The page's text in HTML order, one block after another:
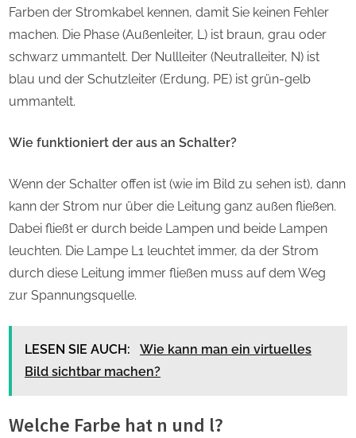
Farben der Stromkabel kennen, damit Sie keinen Fehler
machen. Die Phase (Außenleiter, L) ist braun, grau oder
schwarz ummantelt. Der Nullleiter (Neutralleiter, N) ist
blau und der Schutzleiter (Erdung, PE) ist grün-gelb
ummantelt.
Wie funktioniert der aus an Schalter?
Wenn der Schalter offen ist (wie im Bild zu sehen ist), dann
kann der Strom nur über die Leitung ganz außen fließen.
Dabei fließt er durch beide Lampen und beide Lampen
leuchten. Die Lampe L1 leuchtet immer, da der Strom
durch diese Leitung immer fließen muss auf dem Weg
zur Spannungsquelle.
LESEN SIE AUCH:
Wie kann man ein virtuelles
Bild sichtbar machen?
Welche Farbe hat n und l?